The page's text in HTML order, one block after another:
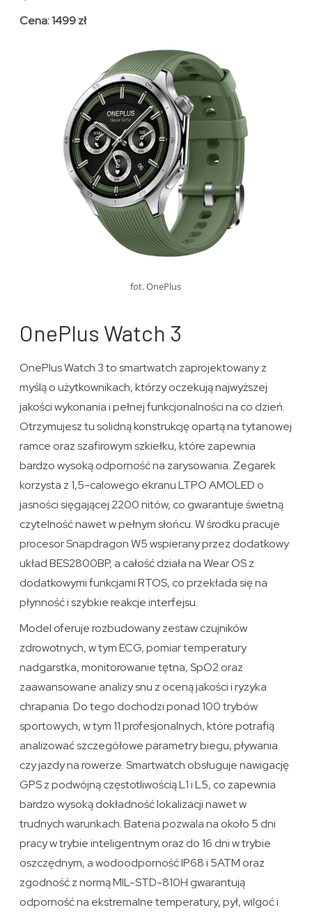
Cena: 1499 zł
fot. OnePlus
OnePlus Watch 3
OnePlus Watch 3 to smartwatch zaprojektowany z
myślą o użytkownikach, którzy oczekują najwyższej
jakości wykonania i pełnej funkcjonalności na co dzień.
Otrzymujesz tu solidną konstrukcję opartą na tytanowej
ramce oraz szafirowym szkiełku, które zapewnia
bardzo wysoką odporność na zarysowania. Zegarek
korzysta z 1,5-calowego ekranu LTPO AMOLED o
jasności sięgającej 2200 nitów, co gwarantuje świetną
czytelność nawet w pełnym słońcu. W środku pracuje
procesor Snapdragon W5 wspierany przez dodatkowy
układ BES2800BP, a całość działa na Wear OS z
dodatkowymi funkcjami RTOS, co przekłada się na
płynność i szybkie reakcje interfejsu.
Model oferuje rozbudowany zestaw czujników
zdrowotnych, w tym ECG, pomiar temperatury
nadgarstka, monitorowanie tętna, SpO2 oraz
zaawansowane analizy snu z oceną jakości i ryzyka
chrapania. Do tego dochodzi ponad 100 trybów
sportowych, w tym 11 profesjonalnych, które potrafią
analizować szczegółowe parametry biegu, pływania
czy jazdy na rowerze. Smartwatch obsługuje nawigację
GPS z podwójną częstotliwością L1 i L5, co zapewnia
bardzo wysoką dokładność lokalizacji nawet w
trudnych warunkach. Bateria pozwala na około 5 dni
pracy w trybie inteligentnym oraz do 16 dni w trybie
oszczędnym, a wodoodporność IP68 i 5ATM oraz
zgodność z normą MIL-STD-810H gwarantują
odporność na ekstremalne temperatury, pył, wilgoć i